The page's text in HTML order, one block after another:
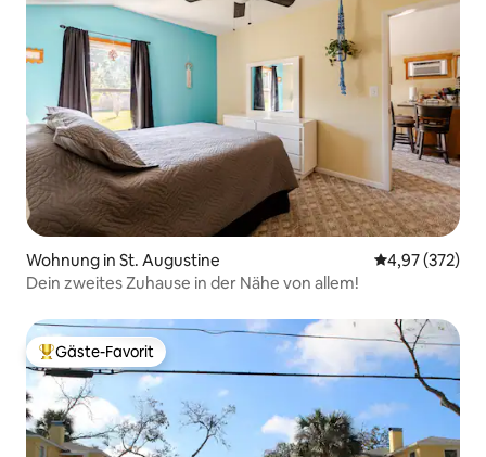
Wohnung in St. Augustine
4,97 (372)
Dein zweites Zuhause in der Nähe von allem!
Beliebter Gäste-Favorit.
Gäste-Favorit